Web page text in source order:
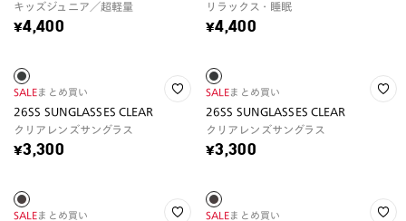
キッズジュニア／超軽量
¥4,400
リラックス・睡眠
¥4,400
SALEまとめ買い
26SS SUNGLASSES CLEAR
クリアレンズサングラス
¥3,300
SALEまとめ買い
26SS SUNGLASSES CLEAR
クリアレンズサングラス
¥3,300
SALEまとめ買い SALEまとめ買い